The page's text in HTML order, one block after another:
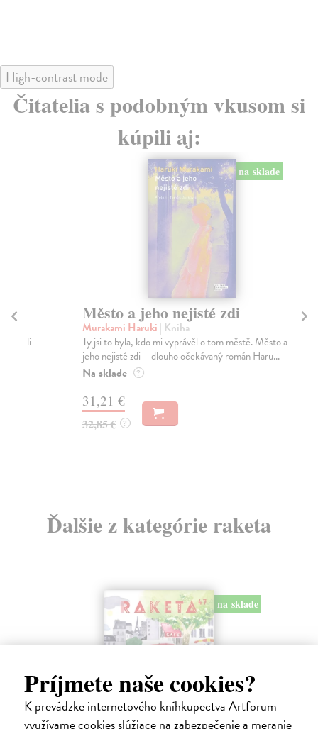
Príjmete naše cookies?
K prevádzke internetového kníhkupectva Artforum
využívame cookies slúžiace na zabezpečenie a meranie
High-contrast mode
Čitatelia s podobným vkusom si
kúpili aj:
na sklade
Město a jeho nejisté zdi
Murakami Haruki| Kniha
Ty jsi to byla, kdo mi vyprávěl o tom městě. Město a
jeho nejisté zdi – dlouho očekávaný román Haru...
Na sklade ?
31,21 €
?
Ďalšie z kategórie raketa
na sklade